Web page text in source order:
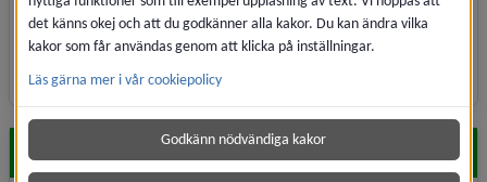
Lösenord
det känns okej och att du godkänner alla kakor. Du kan ändra vilka
kakor som får användas genom att klicka på inställningar.
Läs gärna mer i vår cookiepolicy
Godkänn nödvändiga kakor